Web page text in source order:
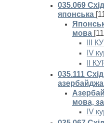
035.069
японська
мова
ІІІ
IV
II
035.111
мова,
IV